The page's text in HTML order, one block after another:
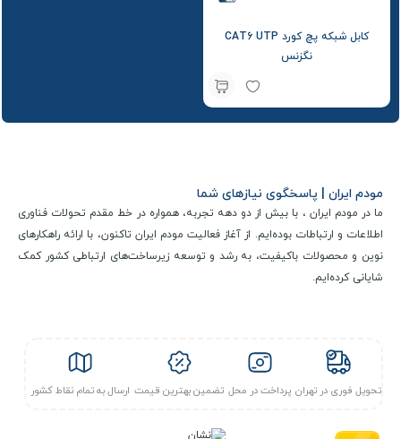
کابل شبکه پچ کورد CAT6 UTP
نگزنس
مودم ایران | پاسخگوی نیازهای شما
ما در مودم ایران ، با بیش از دو دهه تجربه، همواره در خط مقدم تحولات فناوری
اطلاعات و ارتباطات بوده‌ایم. از آغاز فعالیت مودم ایران تاکنون، با ارائه راهکارهای
نوین و محصولات باکیفیت، به رشد و توسعه زیرساخت‌های ارتباطی کشور کمک
شایانی کرده‌ایم.
تحویل فوری در تهران پرداخت در محل تضمین بهترین قیمت ارسال به تمام نقاط کشور